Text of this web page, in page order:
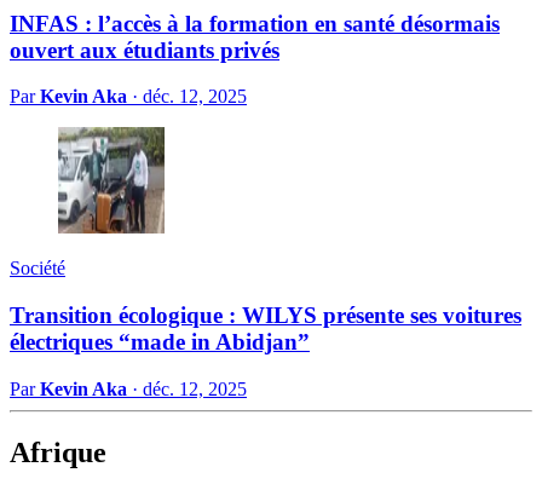
INFAS : l’accès à la formation en santé désormais
ouvert aux étudiants privés
ParKevin Aka · déc. 12, 2025
Société
Transition écologique : WILYS présente ses voitures
électriques “made in Abidjan”
ParKevin Aka · déc. 12, 2025
Afrique